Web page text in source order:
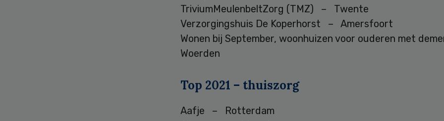
TriviumMeulenbeltZorg (TMZ) – Twente
Verzorgingshuis De Koperhorst – Amersfoort
Wonen bij September, woonhuizen voor ouderen met
Woerden
Top 2021 – thuiszorg
Aafje – Rotterdam